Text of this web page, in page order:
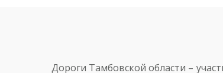
Дороги Тамбовской области –